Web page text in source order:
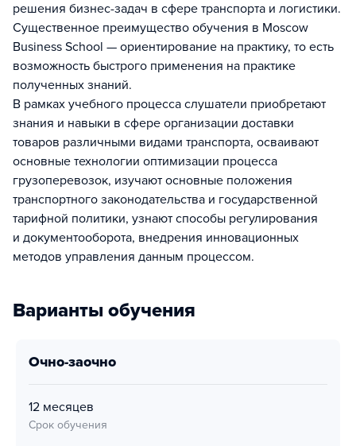
решения бизнес-задач в сфере транспорта и логистики.
Существенное преимущество обучения в Moscow
Business School — ориентирование на практику, то есть
возможность быстрого применения на практике
полученных знаний.
В рамках учебного процесса слушатели приобретают
знания и навыки в сфере организации доставки
товаров различными видами транспорта, осваивают
основные технологии оптимизации процесса
грузоперевозок, изучают основные положения
транспортного законодательства и государственной
тарифной политики, узнают способы регулирования
и документооборота, внедрения инновационных
методов управления данным процессом.
Варианты обучения
очно-заочно
12 месяцев
Срок обучения